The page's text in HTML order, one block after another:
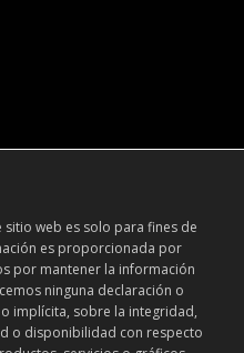
web es solo para fines de
es proporcionada por
por mantener la información
ninguna declaración o
implícita, sobre la integridad,
o disponibilidad con respecto